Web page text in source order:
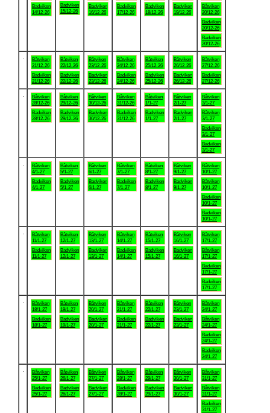
Badviken
14/12-26
Badviken
15/12-26
Badviken
16/12-26
Badviken
17/12-26
Badviken
18/12-26
Badviken
19/12-26
Båtviken
20/12-26
Badviken
20/12-26
Badviken
20/12-26
Båtviken
21/12-26
Badviken
21/12-26
Båtviken
22/12-26
Badviken
22/12-26
Båtviken
23/12-26
Badviken
23/12-26
Båtviken
24/12-26
Badviken
24/12-26
Båtviken
25/12-26
Badviken
25/12-26
Båtviken
26/12-26
Badviken
26/12-26
Båtviken
27/12-26
Badviken
27/12-26
Båtviken
28/12-26
Badviken
28/12-26
Båtviken
29/12-26
Badviken
29/12-26
Båtviken
30/12-26
Badviken
30/12-26
Båtviken
31/12-26
Badviken
31/12-26
Båtviken
1/1-27
Badviken
1/1-27
Båtviken
2/1-27
Badviken
2/1-27
Båtviken
3/1-27
Båtviken
3/1-27
Badviken
3/1-27
Badviken
3/1-27
Båtviken
4/1-27
Badviken
4/1-27
Båtviken
5/1-27
Badviken
5/1-27
Båtviken
6/1-27
Badviken
6/1-27
Båtviken
7/1-27
Badviken
7/1-27
Båtviken
8/1-27
Badviken
8/1-27
Båtviken
9/1-27
Badviken
9/1-27
Båtviken
10/1-27
Båtviken
10/1-27
Badviken
10/1-27
Badviken
10/1-27
Båtviken
11/1-27
Badviken
11/1-27
Båtviken
12/1-27
Badviken
12/1-27
Båtviken
13/1-27
Badviken
13/1-27
Båtviken
14/1-27
Badviken
14/1-27
Båtviken
15/1-27
Badviken
15/1-27
Båtviken
16/1-27
Badviken
16/1-27
Båtviken
17/1-27
Båtviken
17/1-27
Badviken
17/1-27
Badviken
17/1-27
Båtviken
18/1-27
Badviken
18/1-27
Båtviken
19/1-27
Badviken
19/1-27
Båtviken
20/1-27
Badviken
20/1-27
Båtviken
21/1-27
Badviken
21/1-27
Båtviken
22/1-27
Badviken
22/1-27
Båtviken
23/1-27
Badviken
23/1-27
Båtviken
24/1-27
Båtviken
24/1-27
Badviken
24/1-27
Badviken
24/1-27
Båtviken
25/1-27
Badviken
25/1-27
Båtviken
26/1-27
Badviken
26/1-27
Båtviken
27/1-27
Badviken
27/1-27
Båtviken
28/1-27
Badviken
28/1-27
Båtviken
29/1-27
Badviken
29/1-27
Båtviken
30/1-27
Badviken
30/1-27
Båtviken
31/1-27
Båtviken
31/1-27
Badviken
31/1-27